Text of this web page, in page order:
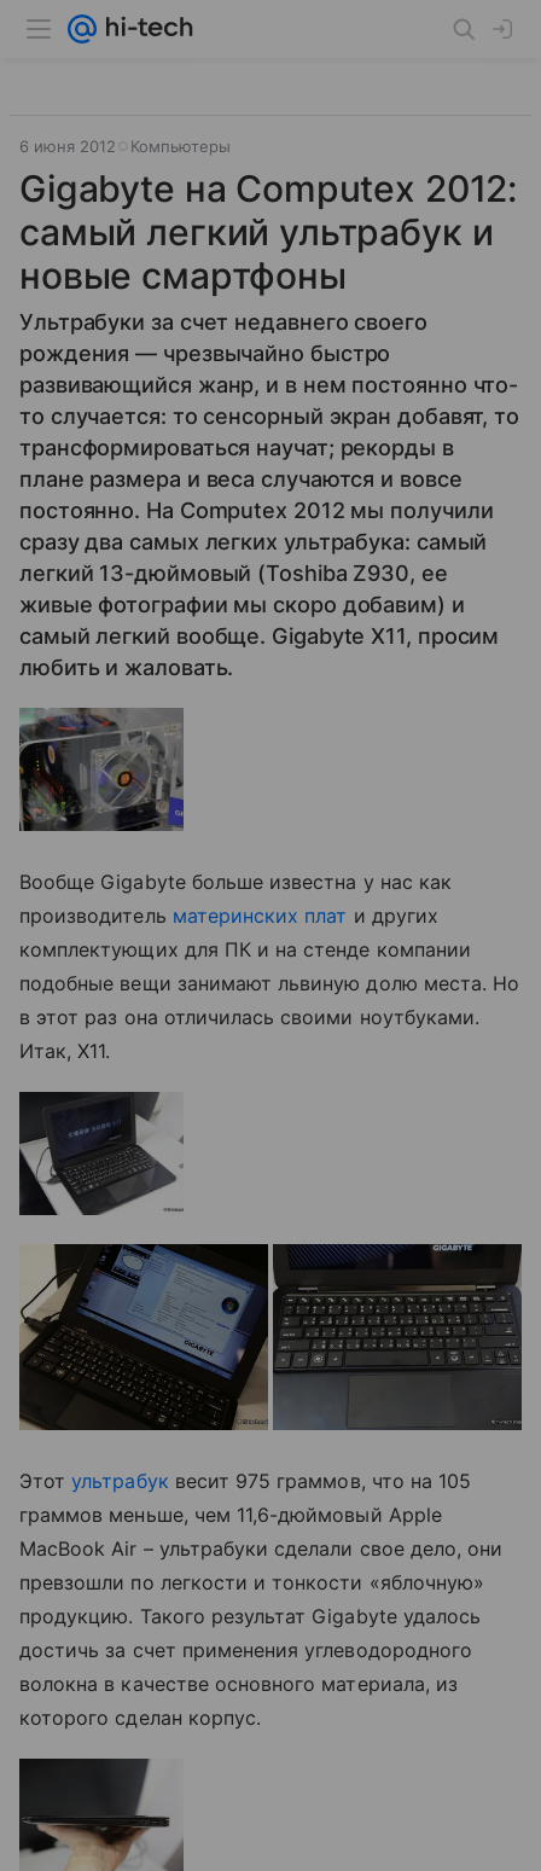
6 июня 2012 Компьютеры
Gigabyte на Computex 2012:
самый легкий ультрабук и
новые смартфоны
Ультрабуки за счет недавнего своего
рождения — чрезвычайно быстро
развивающийся жанр, и в нем постоянно что-
то случается: то сенсорный экран добавят, то
трансформироваться научат; рекорды в
плане размера и веса случаются и вовсе
постоянно. На Computex 2012 мы получили
сразу два самых легких ультрабука: самый
легкий 13-дюймовый (Toshiba Z930, ее
живые фотографии мы скоро добавим) и
самый легкий вообще. Gigabyte X11, просим
любить и жаловать.
Вообще Gigabyte больше известна у нас как
производитель материнских плат и других
комплектующих для ПК и на стенде компании
подобные вещи занимают львиную долю места. Но
в этот раз она отличилась своими ноутбуками.
Итак, X11.
Этотультрабук весит 975 граммов, что на 105
граммов меньше, чем 11,6-дюймовый Apple
MacBook Air – ультрабуки сделали свое дело, они
превзошли по легкости и тонкости «яблочную»
продукцию. Такого результат Gigabyte удалось
достичь за счет применения углеводородного
волокна в качестве основного материала, из
которого сделан корпус.